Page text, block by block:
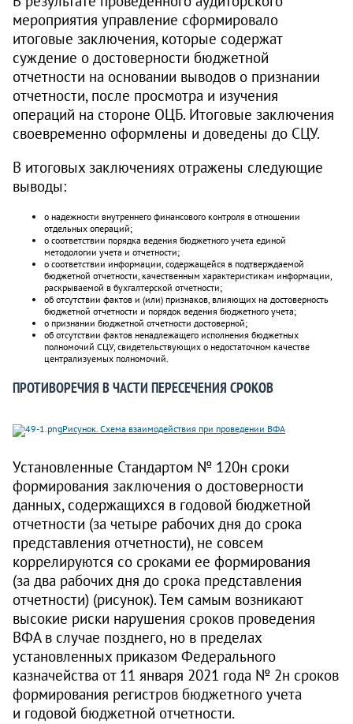
мероприятия управление сформировало
итоговые заключения, которые содержат
суждение о достоверности бюджетной
отчетности на основании выводов о признании
отчетности, после просмотра и изучения
операций на стороне ОЦБ. Итоговые заключения
своевременно оформлены и доведены до СЦУ.
В итоговых заключениях отражены следующие
выводы:
о надежности внутреннего финансового контроля в отношении
отдельных операций;
о соответствии порядка ведения бюджетного учета единой
методологии учета и отчетности;
о соответствии информации, содержащейся в подтверждаемой
бюджетной отчетности, качественным характеристикам информации,
раскрываемой в бухгалтерской отчетности;
об отсутствии фактов и (или) признаков, влияющих на достоверность
бюджетной отчетности и порядок ведения бюджетного учета;
о признании бюджетной отчетности достоверной;
об отсутствии фактов ненадлежащего исполнения бюджетных
полномочий СЦУ, свидетельствующих о недостаточном качестве
централизуемых полномочий.
ПРОТИВОРЕЧИЯ В ЧАСТИ ПЕРЕСЕЧЕНИЯ СРОКОВ
Рисунок. Схема взаимодействия при проведении ВФА
Установленные Стандартом № 120н сроки
формирования заключения о достоверности
данных, содержащихся в годовой бюджетной
отчетности (за четыре рабочих дня до срока
представления отчетности), не совсем
коррелируются со сроками ее формирования
(за два рабочих дня до срока представления
отчетности) (рисунок). Тем самым возникают
высокие риски нарушения сроков проведения
ВФА в случае позднего, но в пределах
установленных приказом Федерального
казначейства от 11 января 2021 года № 2н сроков
формирования регистров бюджетного учета
и годовой бюджетной отчетности.